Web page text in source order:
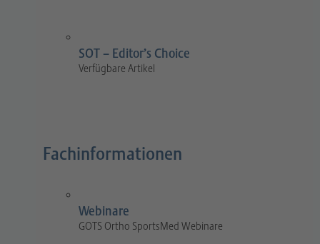
SOT – Editor’s Choice
Verfügbare Artikel
Fachinformationen
Webinare
GOTS Ortho SportsMed Webinare